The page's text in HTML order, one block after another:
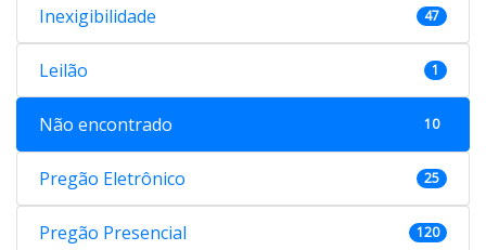
Inexigibilidade 47
Leilão 1
Não encontrado 10
Pregão Eletrônico 25
Pregão Presencial 120